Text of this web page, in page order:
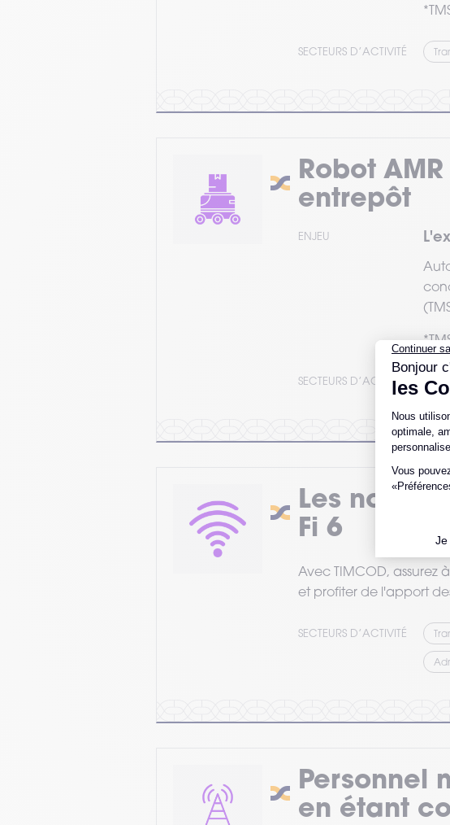
SECTEURS D’ACTIVITÉ
Robot
entrepôt
ENJEU
SECTEURS D’ACTIVITÉ
Les
Fi 6
Avec TIMCOD, assurez
et profiter de l'apport
SECTEURS D’ACTIVITÉ
Personnel
en étant